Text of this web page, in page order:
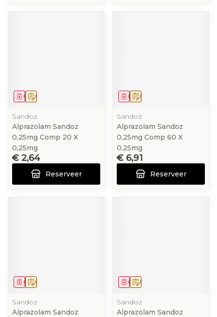
Op voorschrift
Geneesmiddel
Sandoz
Alprazolam Sandoz
0,25mg Comp 20 X
0,25mg
€ 2,64
Reserveer
Op voorschrift
Geneesmiddel
Sandoz
Alprazolam Sandoz
0,25mg Comp 60 X
0,25mg
€ 6,91
Reserveer
Op voorschrift
Geneesmiddel
Sandoz
Alprazolam Sandoz
Op voorschrift
Geneesmiddel
Sandoz
Alprazolam Sandoz